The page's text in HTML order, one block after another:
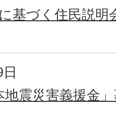
基づく住民説明
地震災害義援金